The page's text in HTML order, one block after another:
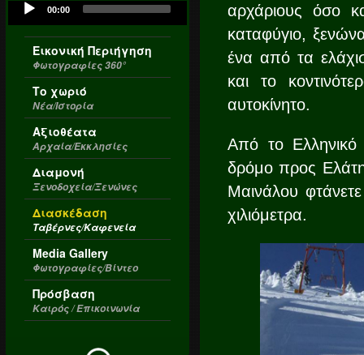
Audio
Player
00:00
Εικονική Περιήγηση
Φωτογραφίες 360°
Το χωριό
Νέα/Ιστορία
Αξιοθέατα
Αρχαία/Εκκλησίες
Διαμονή
Ξενοδοχεία/Ξενώνες
Διασκέδαση
Ταβέρνες/Καφενεία
Media Gallery
Φωτογραφίες/Βίντεο
Πρόσβαση
Καιρός / Επικοινωνία
αρχάριους όσο
καταφύγιο,
ένα από τα
και το
αυτοκίνητο.
Από το Ελληνικό
δρόμο προς
Μαινάλου
χιλιόμετρα.